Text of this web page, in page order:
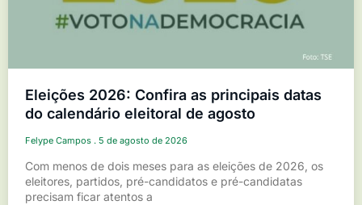
Eleições 2026: Confira as principais datas
do calendário eleitoral de agosto
Felype Campos 5 de agosto de 2026
Com menos de dois meses para as eleições de 2026, os
eleitores, partidos, pré-candidatos e pré-candidatas
precisam ficar atentos a